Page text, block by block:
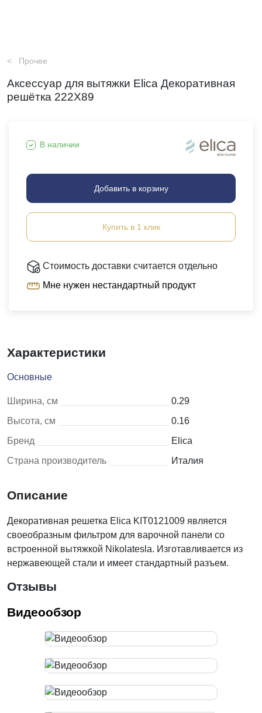
Прочее
Аксессуар для вытяжки Elica Декоративная
решётка 222X89
В наличии
Добавить в корзину
Купить в 1 клик
Стоимость доставки считается отдельно
Мне нужен нестандартный продукт
Характеристики
Основные
Ширина, см
0.29
Высота, см
0.16
Бренд
Elica
Страна производитель
Италия
Описание
Декоративная решетка Elica KIT0121009 является
своеобразным фильтром для варочной панели со
встроенной вытяжкой Nikolatesla. Изготавливается из
нержавеющей стали и имеет стандартный разъем.
Отзывы
Видеообзор